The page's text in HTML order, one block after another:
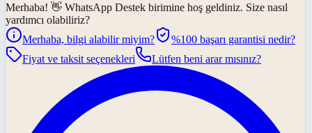
Merhaba! 👋 WhatsApp Destek birimine hoş geldiniz. Size nasıl
yardımcı olabiliriz?
Merhaba, bilgi alabilir miyim?
%100 başarı garantisi nedir?
Fiyat ve taksit seçenekleri
Lütfen beni arar mısınız?